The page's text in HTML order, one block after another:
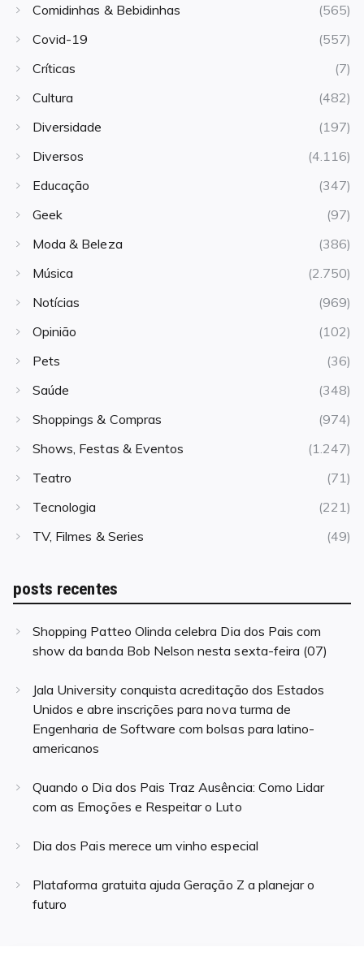
Comidinhas & Bebidinhas
(565)
Covid-19
(557)
Críticas
(7)
Cultura
(482)
Diversidade
(197)
Diversos
(4.116)
Educação
(347)
Geek
(97)
Moda & Beleza
(386)
Música
(2.750)
Notícias
(969)
Opinião
(102)
Pets
(36)
Saúde
(348)
Shoppings & Compras
(974)
Shows, Festas & Eventos
(1.247)
Teatro
(71)
Tecnologia
(221)
TV, Filmes & Series
(49)
posts recentes
Shopping Patteo Olinda celebra Dia dos Pais com
show da banda Bob Nelson nesta sexta-feira (07)
Jala University conquista acreditação dos Estados
Unidos e abre inscrições para nova turma de
Engenharia de Software com bolsas para latino-
americanos
Quando o Dia dos Pais Traz Ausência: Como Lidar
com as Emoções e Respeitar o Luto
Dia dos Pais merece um vinho especial
Plataforma gratuita ajuda Geração Z a planejar o
futuro